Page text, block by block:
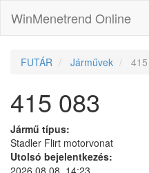
WinMenetrend Online
FUTÁR Járművek
415 083
Jármű típus:
Stadler Flirt motorvonat
Utolsó bejelentkezés:
2026.08.08. 14:23